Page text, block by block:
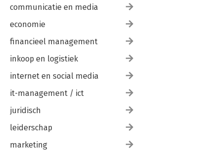
communicatie en media
economie
financieel management
inkoop en logistiek
internet en social media
it-management / ict
juridisch
leiderschap
marketing